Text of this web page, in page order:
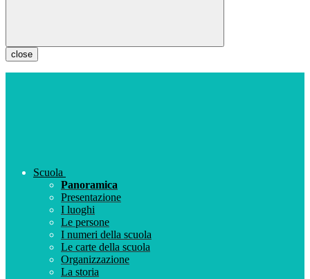
close
Scuola
Panoramica
Presentazione
I luoghi
Le persone
I numeri della scuola
Le carte della scuola
Organizzazione
La storia